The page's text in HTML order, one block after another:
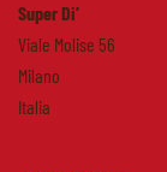
Super Di’
Viale Molise 56
Milano
Italia